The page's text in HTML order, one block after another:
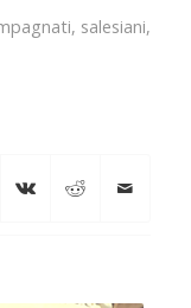
, salesiani,